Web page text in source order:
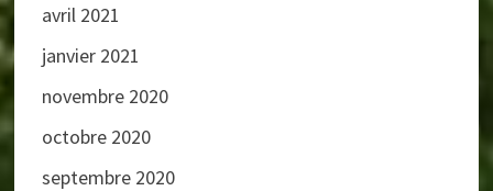
avril 2021
janvier 2021
novembre 2020
octobre 2020
septembre 2020